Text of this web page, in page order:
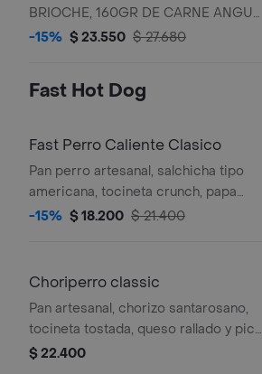
BRIOCHE, 160GR DE CARNE ANGUS
ARTESANAL, TOCINETA, QUESO
ASIATICO, PEPINILLO, MAIZ DULCE,
SALSA KETCHUP
-15% $ 23.550 $ 27.680
Fast Hot Dog
Fast Perro Caliente Clasico
Pan perro artesanal, salchicha tipo
americana, tocineta crunch, papa
rippio, queso rallado, salsa de ajo y
-15% $ 18.200 $ 21.400
Choriperro classic
Pan artesanal, chorizo santarosano,
tocineta tostada, queso rallado y pico
de gallo
$ 22.400